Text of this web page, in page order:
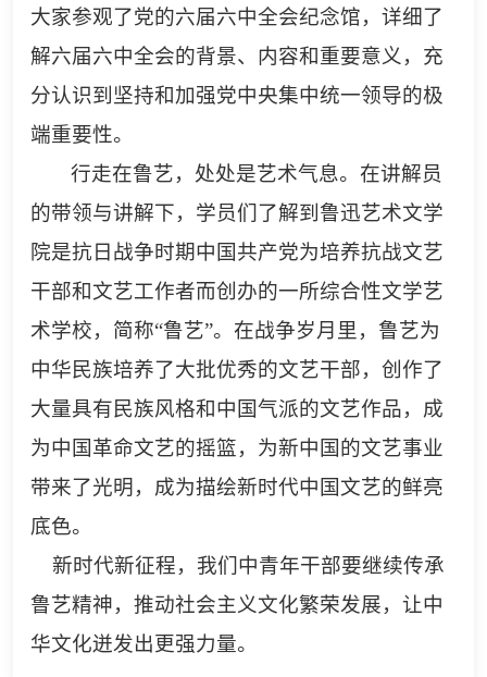
大家参观了党的六届六中全会纪念馆，详细了
解六届六中全会的背景、内容和重要意义，充
分认识到坚持和加强党中央集中统一领导的极
端重要性。
行走在鲁艺，处处是艺术气息。在讲解员
的带领与讲解下，学员们了解到鲁迅艺术文学
院是抗日战争时期中国共产党为培养抗战文艺
干部和文艺工作者而创办的一所综合性文学艺
术学校，简称“鲁艺”。在战争岁月里，鲁艺为
中华民族培养了大批优秀的文艺干部，创作了
大量具有民族风格和中国气派的文艺作品，成
为中国革命文艺的摇篮，为新中国的文艺事业
带来了光明，成为描绘新时代中国文艺的鲜亮
底色。
新时代新征程，我们中青年干部要继续传承
鲁艺精神，推动社会主义文化繁荣发展，让中
华文化迸发出更强力量。